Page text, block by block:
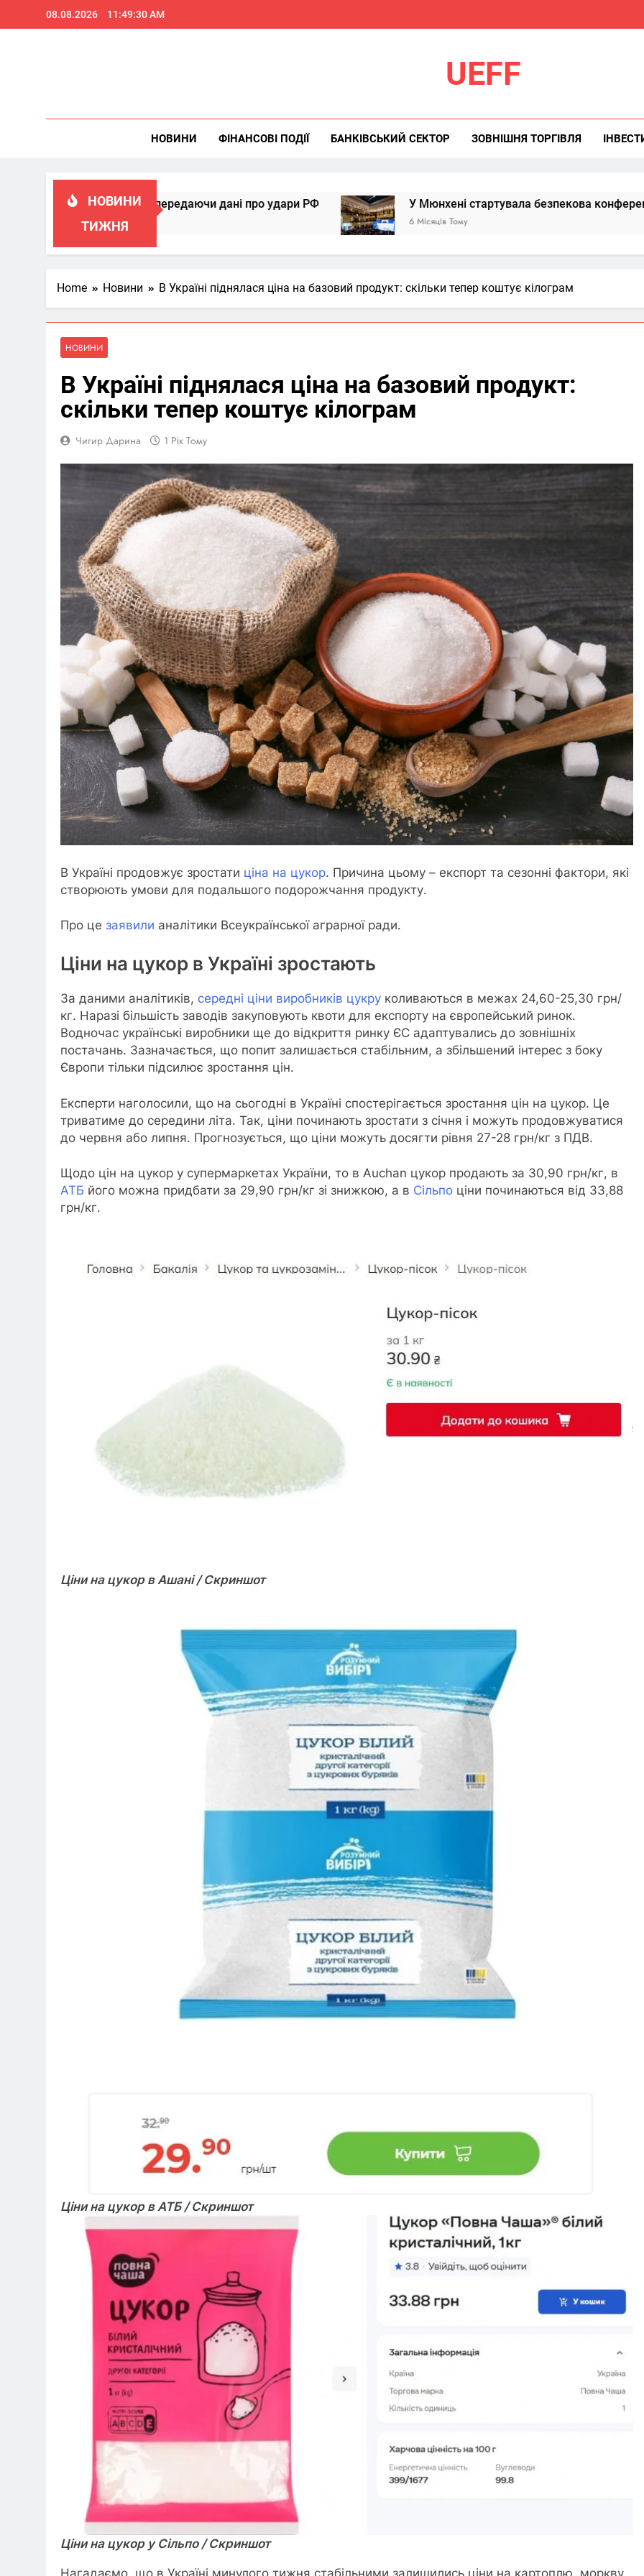
08.08.2026 11:49:31 AM
UEFF
НОВИНИ ФІНАНСОВІ ПОДІЇ БАНКІВСЬКИЙ СЕКТОР ЗОВНІШНЯ ТОРГІВЛЯ
НОВИНИ
ТИЖНЯ
Patriot, передаючи дані про удари РФ У Мюнхені стартувала безпекова конференція: Україна
6 Місяців Тому
Home Новини В Україні піднялася ціна на базовий продукт: скільки тепер коштує кілограм
НОВИНИ
В Україні піднялася ціна на базовий продукт:
скільки тепер коштує кілограм
Чигир Дарина 1 Рік Тому
В Україні продовжує зростати ціна на цукор. Причина цьому – експорт та сезонні фактори, які
створюють умови для подальшого подорожчання продукту.
Про це заявили аналітики Всеукраїнської аграрної ради.
Ціни на цукор в Україні зростають
За даними аналітиків, середні ціни виробників цукру коливаються в межах 24,60-25,30 грн/
кг. Наразі більшість заводів закуповують квоти для експорту на європейський ринок.
Водночас українські виробники ще до відкриття ринку ЄС адаптувались до зовнішніх
постачань. Зазначається, що попит залишається стабільним, а збільшений інтерес з боку
Європи тільки підсилює зростання цін.
Експерти наголосили, що на сьогодні в Україні спостерігається зростання цін на цукор. Це
триватиме до середини літа. Так, ціни починають зростати з січня і можуть продовжуватися
до червня або липня. Прогнозується, що ціни можуть досягти рівня 27-28 грн/кг з ПДВ.
Щодо цін на цукор у супермаркетах України, то в Auchan цукор продають за 30,90 грн/кг, в
АТБ його можна придбати за 29,90 грн/кг зі знижкою, а в Сільпо ціни починаються від 33,88
грн/кг.
Ціни на цукор в Ашані / Скриншот
Ціни на цукор в АТБ / Скриншот
Ціни на цукор у Сільпо / Скриншот
Нагадаємо, що в Україні минулого тижня стабільними залишились ціни на картоплю, моркву,